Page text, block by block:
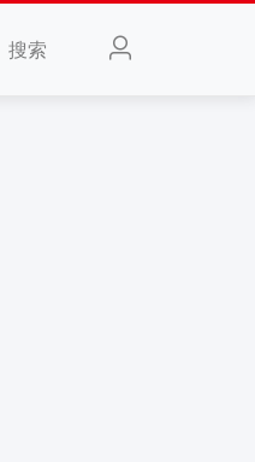
搜索